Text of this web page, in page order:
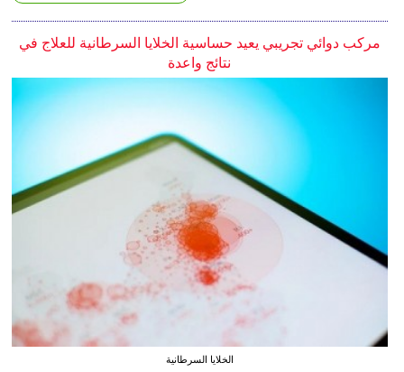
مركب دوائي تجريبي يعيد حساسية الخلايا السرطانية للعلاج في
نتائج واعدة
الخلايا السرطانية